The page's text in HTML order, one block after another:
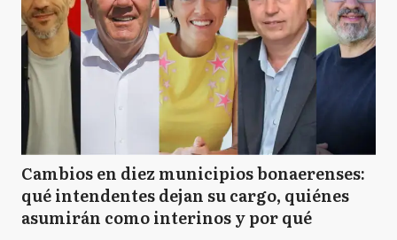
Cambios en diez municipios bonaerenses:
qué intendentes dejan su cargo, quiénes
asumirán como interinos y por qué